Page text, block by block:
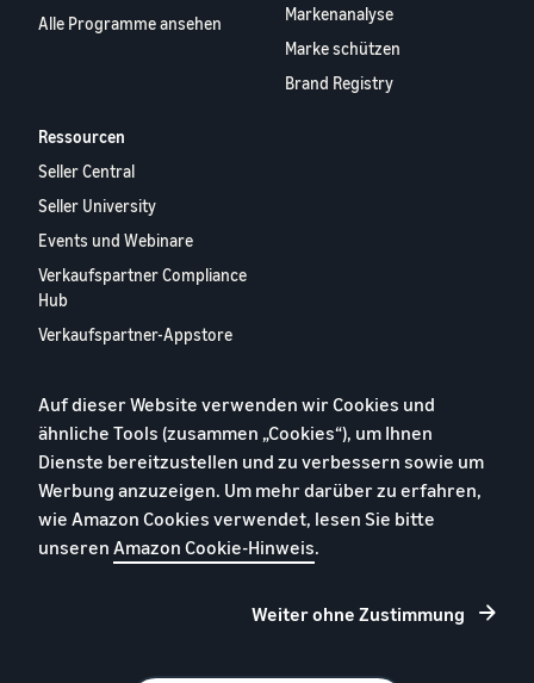
Alle Programme ansehen
Markenanalyse
Marke schützen
Brand Registry
Ressourcen
Seller Central
Seller University
Events und Webinare
Verkaufspartner Compliance
Hub
Verkaufspartner-Appstore
Verkaufspartner-Bericht
Kontaktieren Sie uns
Datenschutzerklärung
Cookies
Impressum
Auf dieser Website verwenden wir Cookies und
ähnliche Tools (zusammen „Cookies“), um Ihnen
Dienste bereitzustellen und zu verbessern sowie um
Werbung anzuzeigen. Um mehr darüber zu erfahren,
wie Amazon Cookies verwendet, lesen Sie bitte
unseren Amazon Cookie-Hinweis.
Weiter ohne Zustimmung